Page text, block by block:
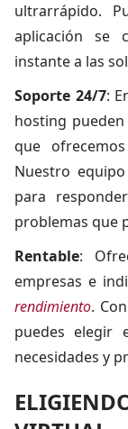
ultrarrápido.
aplicación se
instante a las
Soporte 24/7:
hosting
que
Nuestro
para
problemas que
Rentable:
empresas e
rendimiento.
puedes elegir
necesidades y